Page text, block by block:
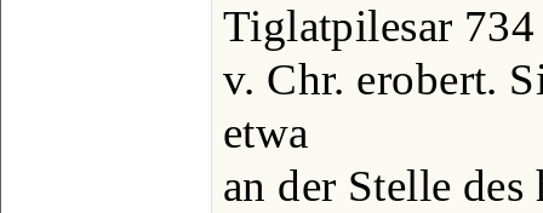
Tiglatpilesar 734
v. Chr. erobert.
etwa
an der Stelle